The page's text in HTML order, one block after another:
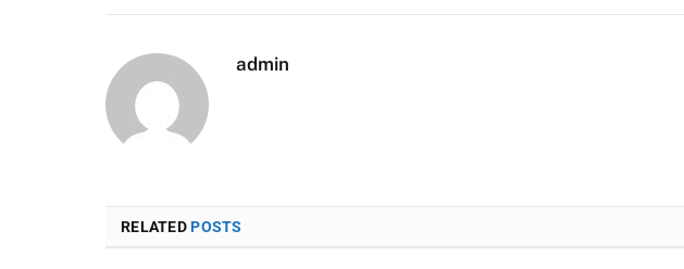
admin
RELATEDPOSTS